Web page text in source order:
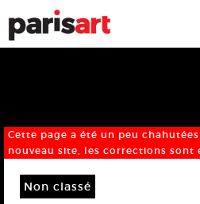
Cette page a été un peu
nouveau site, les corrections sont
Non classé